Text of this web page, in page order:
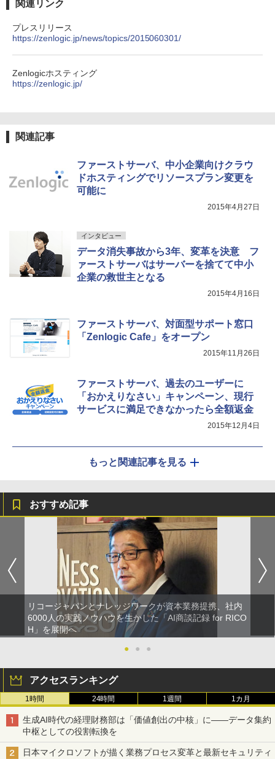
関連リンク
プレスリリース
https://zenlogic.jp/news/topics/2015060301/
Zenlogicホスティング
https://zenlogic.jp/
関連記事
ファーストサーバ、中小企業向けクラウ
ドホスティングでリソースプラン変更を
可能に
2015年4月27日
インタビュー
データ消失事故から3年、変革を決意 フ
ァーストサーバはサーバーを捨てて中小
企業の救世主となる
2015年4月16日
ファーストサーバ、対面型サポート窓口
「Zenlogic Cafe」をオープン
2015年11月26日
ファーストサーバ、過去のユーザーに
「おかえりなさい」キャンペーン、現行
サービスに満足できなかったら全額返金
2015年12月4日
もっと関連記事を見る
おすすめ記事
リコージャパンとナレッジワークが資本業務提携、社内
6000人の実践ノウハウを生かした「AI商談記録 for RICO
H」を展開へ
●
● ●
アクセスランキング
1時間 24時間 1週間 1カ月
生成AI時代の経理財務部は「価値創出の中核」に――データ集約
中枢としての役割転換を
日本マイクロソフトが描く業務プロセス変革と最新セキュリティ